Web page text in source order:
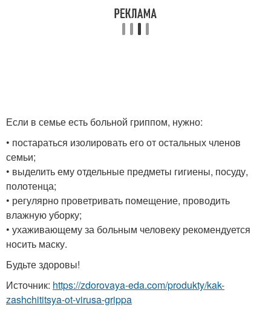
Если в семье есть больной гриппом, нужно:
• постараться изолировать его от остальных членов
семьи;
• выделить ему отдельные предметы гигиены, посуду,
полотенца;
• регулярно проветривать помещение, проводить
влажную уборку;
• ухаживающему за больным человеку рекомендуется
носить маску.
Будьте здоровы!
Источник: https://zdorovaya-eda.com/produkty/kak-
zashchititsya-ot-virusa-grippa